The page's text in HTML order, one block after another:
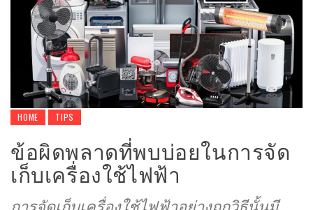
HOME TIPS
ข้อผิดพลาดที่พบบ่อยในการจัด
เก็บเครื่องใช้ไฟฟ้า